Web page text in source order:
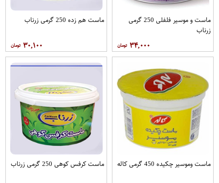
ماست و موسیر فلفلی 250 گرمی
زرناب
۳۴,۰۰۰
ماست هم زده 250 گرمی زرناب
۳۰,۱۰۰
ماست وموسیر چکیده 450 گرمی کاله ماست کرفس کوهی 250 گرمی زرناب